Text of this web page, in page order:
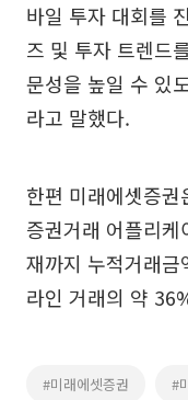
바일 투자 대회를
즈 및 투자 트렌드
문성을 높일 수 있
라고 말했다.
한편 미래에셋증
증권거래 어플리케
재까지 누적거래
라인 거래의 약
#미래에셋증권 #